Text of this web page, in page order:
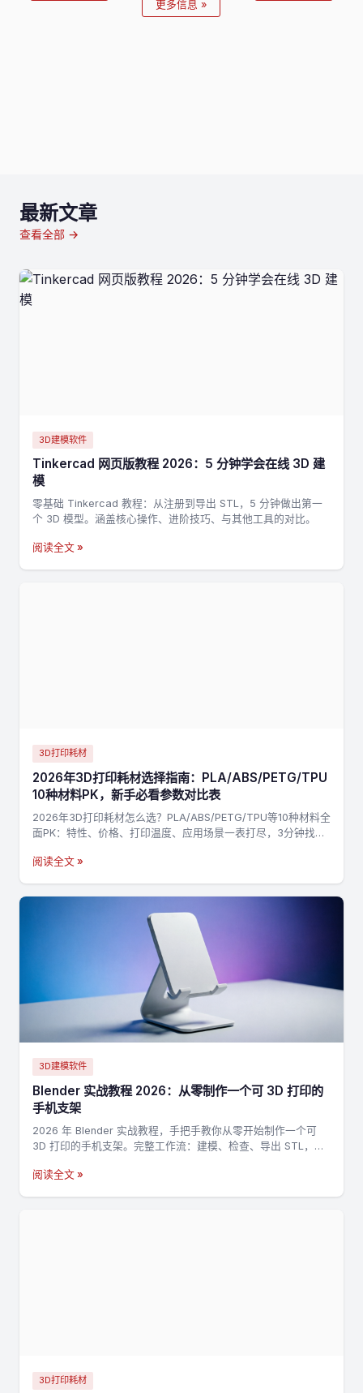
更多信息 »
最新文章
查看全部 →
3D建模软件
Tinkercad 网页版教程 2026：5 分钟学会在线 3D 建
模
零基础 Tinkercad 教程：从注册到导出 STL，5 分钟做出第一
个 3D 模型。涵盖核心操作、进阶技巧、与其他工具的对比。
阅读全文 »
3D打印耗材
2026年3D打印耗材选择指南：PLA/ABS/PETG/TPU
10种材料PK，新手必看参数对比表
2026年3D打印耗材怎么选？PLA/ABS/PETG/TPU等10种材料全
面PK：特性、价格、打印温度、应用场景一表打尽，3分钟找到
阅读全文 »
3D建模软件
Blender 实战教程 2026：从零制作一个可 3D 打印的
手机支架
2026 年 Blender 实战教程，手把手教你从零开始制作一个可
3D 打印的手机支架。完整工作流：建模、检查、导出 STL，适
阅读全文 »
3D打印耗材